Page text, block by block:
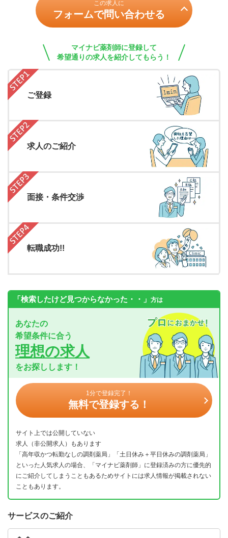
この求人に
フォームで問い合わせる
マイナビ薬剤師に登録して
希望通りの求人を紹介してもらう！
ご登録
求人のご紹介
面接・条件交渉
転職成功!!
「検索したけど見つからなかった・・」 方は
あなたの
希望条件に合う
理想の求人
をお探しします！
1分で登録完了！
無料で登録する！
サイト上では公開していない
求人（非公開求人）もあります
「高年収かつ転勤なしの調剤薬局」「土日休み＋平日休みの調剤薬局」
といった人気求人の場合、「マイナビ薬剤師」に登録済みの方に優先的
にご紹介してしまうこともあるためサイトには求人情報が掲載されない
こともあります。
サービスのご紹介